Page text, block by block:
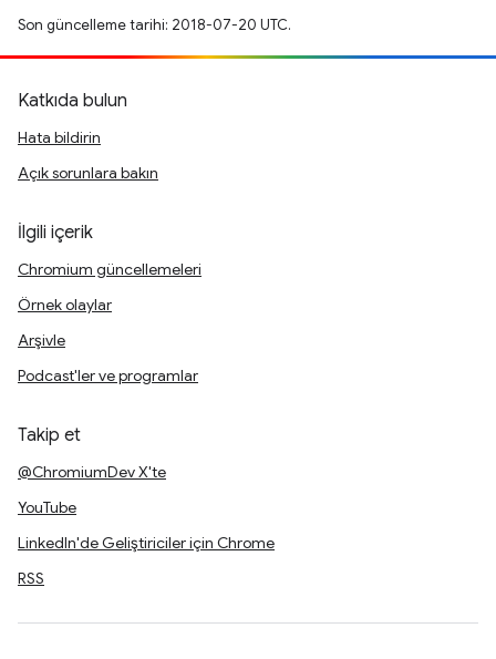
Son güncelleme tarihi: 2018-07-20 UTC.
Katkıda bulun
Hata bildirin
Açık sorunlara bakın
İlgili içerik
Chromium güncellemeleri
Örnek olaylar
Arşivle
Podcast'ler ve programlar
Takip et
@ChromiumDev X'te
YouTube
LinkedIn'de Geliştiriciler için Chrome
RSS